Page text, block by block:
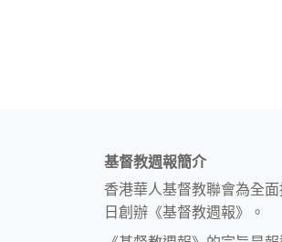
基督教週報簡介
香港華人基督教聯會為全
日創辦《基督教週報》。